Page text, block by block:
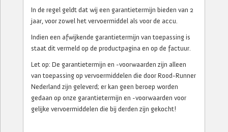
In de regel geldt dat wij een garantietermijn bieden van 2
jaar, voor zowel het vervoermiddel als voor de accu.
Indien een afwijkende garantietermijn van toepassing is
staat dit vermeld op de productpagina en op de factuur.
Let op: De garantietermijn en -voorwaarden zijn alleen
van toepassing op vervoermiddelen die door Rood-Runner
Nederland zijn geleverd; er kan geen beroep worden
gedaan op onze garantietermijn en -voorwaarden voor
gelijke vervoermiddelen die bij derden zijn gekocht!